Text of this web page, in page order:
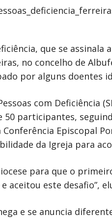
que se assinala
no concelho de
por alguns doentes
com Deficiência
50 participantes,
Episcopal
da Igreja para
para que o
aceitou este desafio”,
e se anuncia